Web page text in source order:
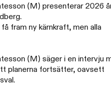
(M) presenterar 2026
fram ny kärnkraft, men alla
(M) säger i en intervju
planerna fortsätter, oavsett